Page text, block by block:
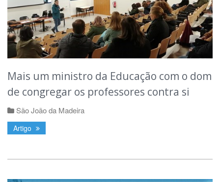
Mais um ministro da Educação com o dom
de congregar os professores contra si
São João da Madeira
Artigo